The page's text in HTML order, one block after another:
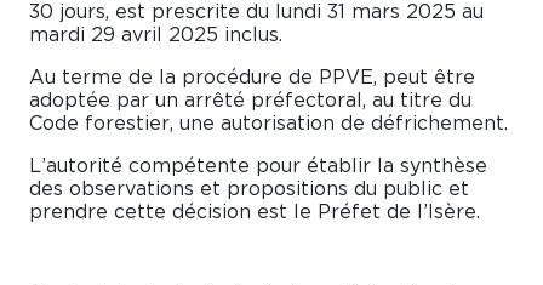
30 jours, est prescrite du lundi 31 mars 2025 au
mardi 29 avril 2025 inclus.
Au terme de la procédure de PPVE, peut être
adoptée par un arrêté préfectoral, au titre du
Code forestier, une autorisation de défrichement.
L’autorité compétente pour établir la synthèse
des observations et propositions du public et
prendre cette décision est le Préfet de l’Isère.